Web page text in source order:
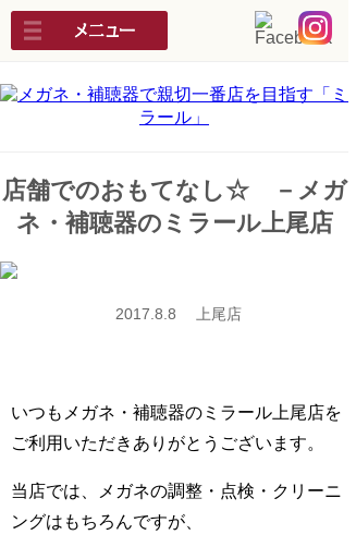
店舗でのおもてなし☆ －メガ
ネ・補聴器のミラール上尾店
2017.8.8 上尾店
いつもメガネ・補聴器のミラール上尾店を
ご利用いただきありがとうございます。
当店では、メガネの調整・点検・クリーニ
ングはもちろんですが、